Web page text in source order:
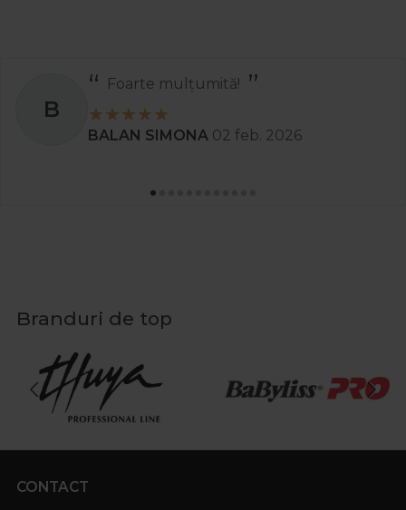
B
Foarte mulțumită!
BALAN SIMONA 02 feb. 2026
Branduri de top
CONTACT